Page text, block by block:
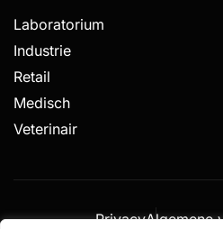
Laboratorium
Industrie
Retail
Medisch
Veterinair
PrivacyAlgemene